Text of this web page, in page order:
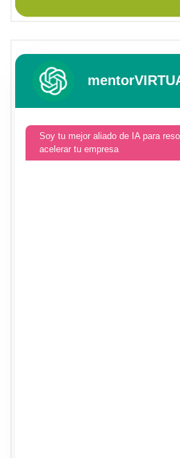
Soy tu mejor aliado de IA para
acelerar tu empresa